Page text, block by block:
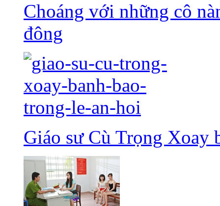
Choáng với những cô
đông
Giáo sư Cù Trọng Xoay